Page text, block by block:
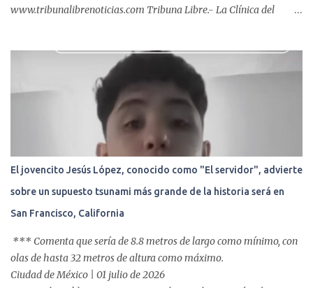
www.tribunalibrenoticias.com Tribuna Libre.- La Clínica del
incluyen endoscopia, colonoscopia y colangiopancreatografía
retrógrada endoscópica (CPRE), con equipo de alta tecnología de
videoendoscopia gástrica y con especialistas certificados. Además
se cuenta con endoscopios de última tecnología que permiten
diagnósticos con mayor certeza y sin dolor para el paciente, a
través de la atención de un equipo de profesionales
multidisciplinario: tres endoscopistas, anestesiólogo y personal
auxiliar y de enfermería. En esta semana, se realizó un nuevo caso
de éxito, pues a través de la colocación de un stent metálico
esofágico, una derechohabiente con un tumor en el ...
El jovencito Jesús López, conocido como "El servidor", advierte
sobre un supuesto tsunami más grande de la historia será en
San Francisco, California
*** Comenta que sería de 8.8 metros de largo como mínimo, con
olas de hasta 32 metros de altura como máximo.
Ciudad de México | 01 julio de 2026